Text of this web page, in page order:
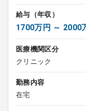
給与（年収）
1700万円 ～ 2000
医療機関区分
クリニック
勤務内容
在宅